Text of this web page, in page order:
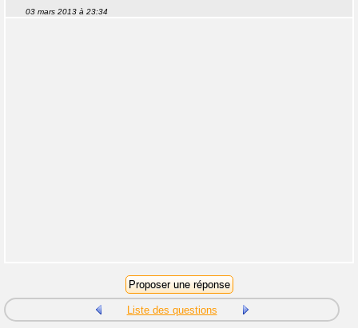
03 mars 2013 à 23:34
Liste des questions